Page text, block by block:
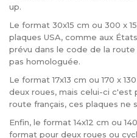
up.
Le format 30x15 cm ou 300 x
plaques USA, comme aux
prévu dans le code de la
pas homologuée.
Le format 17x13 cm ou 170 x
deux roues, mais celui-ci c'est
route français, ces plaques ne
Enfin, le format 14x12 cm ou
format pour deux roues ou